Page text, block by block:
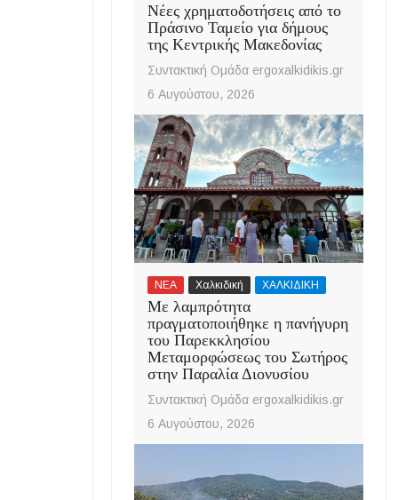
Νέες χρηματοδοτήσεις από το
Πράσινο Ταμείο για δήμους
της Κεντρικής Μακεδονίας
Συντακτική Ομάδα ergoxalkidikis.gr
6 Αυγούστου, 2026
ΝΕΑ Χαλκιδική ΧΑΛΚΙΔΙΚΗ
Με λαμπρότητα
πραγματοποιήθηκε η πανήγυρη
του Παρεκκλησίου
Μεταμορφώσεως του Σωτήρος
στην Παραλία Διονυσίου
Συντακτική Ομάδα ergoxalkidikis.gr
6 Αυγούστου, 2026